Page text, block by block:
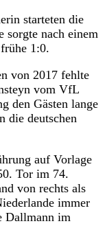
starteten die
nach einem
1:0.
von 2017 fehlte
vom VfL
den Gästen lange
die deutschen
auf Vorlage
Tor im 74.
von rechts als
immer
Dallmann im